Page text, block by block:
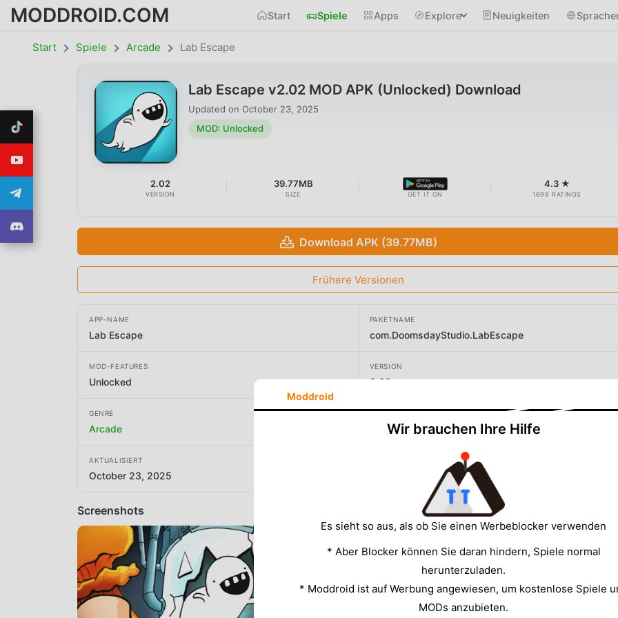
MODDROID.COM Start Spiele Apps Explore Neuigkeiten
Start Spiele Arcade Lab Escape
Lab Escape v2.02 MOD APK (Unlocked) Download
Updated on October 23, 2025
MOD: Unlocked
2.02
VERSION
39.77MB
SIZE GET IT ON
4.3 ★
1698 RATINGS
Download APK (39.77MB)
Frühere Versionen
APP-NAME
Lab Escape
PAKETNAME
com.DoomsdayStudio.LabEscape
MOD-FEATURES
Unlocked
VERSION
2.02
GENRE
Arcade
ENTWICKLER
Owings
AKTUALISIERT
October 23, 2025
Screenshots
Moddroid
Wir brauchen Ihre Hilfe
Es sieht so aus, als ob Sie einen Werbeblocker verwenden
* Aber Blocker können Sie daran hindern, Spiele normal
herunterzuladen.
* Moddroid ist auf Werbung angewiesen, um kostenlose Spiele
MODs anzubieten.